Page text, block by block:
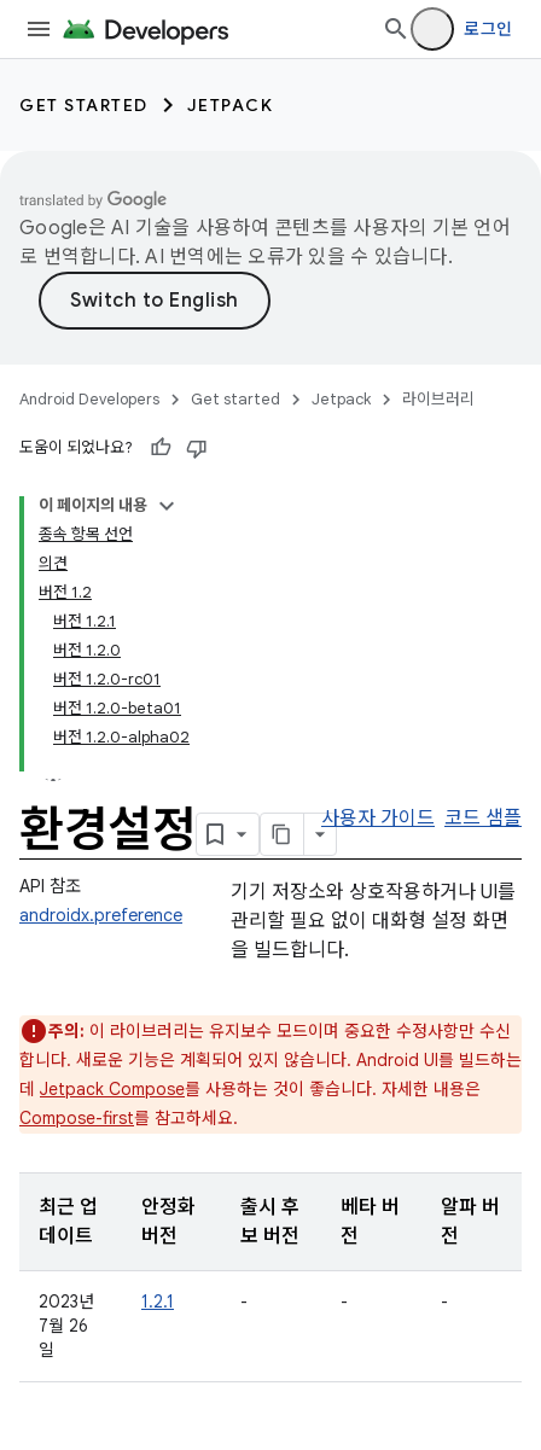
로그인
GET STARTED JETPACK
Google은 AI 기술을 사용하여 콘텐츠를 사용자의 기본 언어
로 번역합니다. AI 번역에는 오류가 있을 수 있습니다.
Android Developers Get started Jetpack 라이브러리
도움이 되었나요?
이 페이지의 내용
종속 항목 선언
의견
버전 1.2
버전 1.2.1
버전 1.2.0
버전 1.2.0-rc01
버전 1.2.0-beta01
버전 1.2.0-alpha02
환경설정 사용자 가이드 코드 샘플
API 참조
androidx.preference
기기 저장소와 상호작용하거나 UI를
관리할 필요 없이 대화형 설정 화면
을 빌드합니다.
주의: 이 라이브러리는 유지보수 모드이며 중요한 수정사항만 수신
합니다. 새로운 기능은 계획되어 있지 않습니다. Android UI를 빌드하는
데 Jetpack Compose를 사용하는 것이 좋습니다. 자세한 내용은
Compose-first를 참고하세요.
최근 업
데이트
안정화
버전
출시 후
보 버전
베타 버
전
알파 버
전
2023년
7월 26
일
1.2.1 - - -